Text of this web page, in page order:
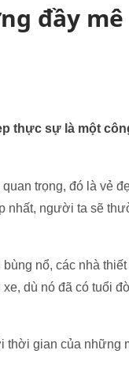
đầy mê
thực sự là một
trọng, đó là vẻ
nhất, người ta sẽ
nổ, các nhà thiết
dù nó đã có tuổi
thời gian của những